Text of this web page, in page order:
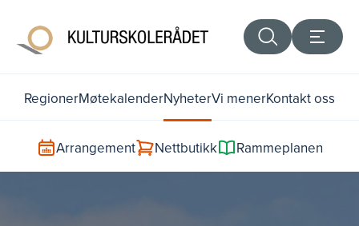
RegionerMøtekalenderNyheterVi menerKontakt oss
Arrangement Nettbutikk Rammeplanen